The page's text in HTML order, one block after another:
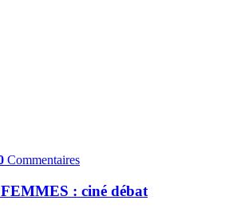
Commentaires
: ciné débat